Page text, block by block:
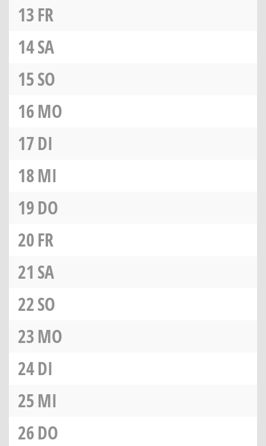
13FR
14SA
15SO
16MO
17DI
18MI
19DO
20FR
21 SA
22SO
23MO
24DI
25MI
26DO